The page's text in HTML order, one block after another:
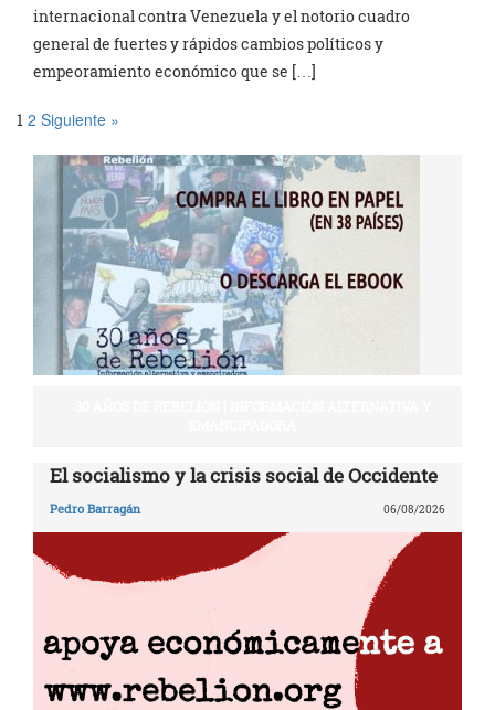
internacional contra Venezuela y el notorio cuadro
general de fuertes y rápidos cambios políticos y
empeoramiento económico que se […]
1 2 Siguiente »
El socialismo y la crisis social de Occidente
Pedro Barragán 06/08/2026